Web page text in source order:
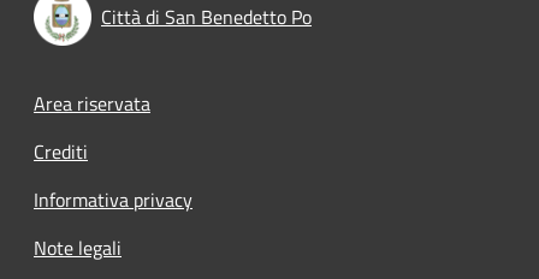
Città di San Benedetto Po
Footer menu
Area riservata
Crediti
Informativa privacy
Note legali